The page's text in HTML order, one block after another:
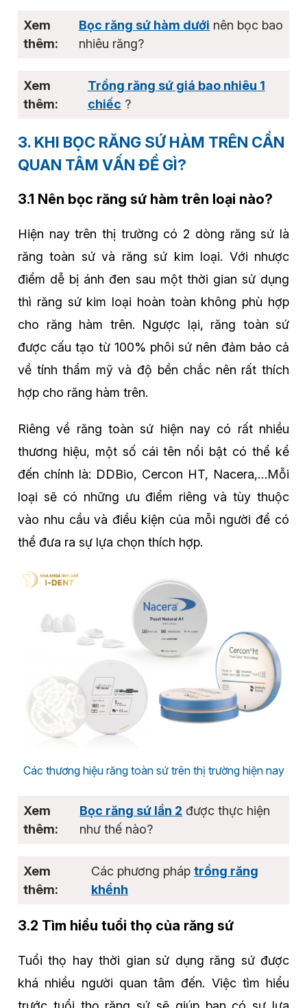
Bọc răng sứ hàm dưới nên bọc bao
nhiêu răng?
Trồng răng sứ giá bao nhiêu 1
chiếc ?
3. KHI BỌC RĂNG SỨ HÀM TRÊN CẦN
QUAN TÂM VẤN ĐỀ GÌ?
3.1 Nên bọc răng sứ hàm trên loại nào?
Hiện nay trên thị trường có 2 dòng răng sứ là
răng toàn sứ và răng sứ kim loại. Với nhược
điểm dễ bị ánh đen sau một thời gian sử dụng
thì răng sứ kim loại hoàn toàn không phù hợp
cho răng hàm trên. Ngược lại, răng toàn sứ
được cấu tạo từ 100% phôi sứ nên đảm bảo cả
về tính thẩm mỹ và độ bền chắc nên rất thích
hợp cho răng hàm trên.
Riêng về răng toàn sứ hiện nay có rất nhiều
thương hiệu, một số cái tên nổi bật có thể kể
đến chính là: DDBio, Cercon HT, Nacera,…Mỗi
loại sẽ có những ưu điểm riêng và tùy thuộc
vào nhu cầu và điều kiện của mỗi người để có
thể đưa ra sự lựa chọn thích hợp.
Các thương hiệu răng toàn sứ trên thị trường hiện nay
Bọc răng sứ lần 2 được thực hiện
như thế nào?
Các phương pháp trồng răng
khểnh
3.2 Tìm hiểu tuổi thọ của răng sứ
Tuổi thọ hay thời gian sử dụng răng sứ được
khá nhiều người quan tâm đến. Việc tìm hiểu